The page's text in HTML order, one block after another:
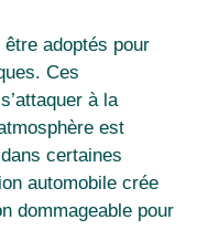
adoptés pour
Ces
à la
est
certaines
automobile crée
dommageable pour